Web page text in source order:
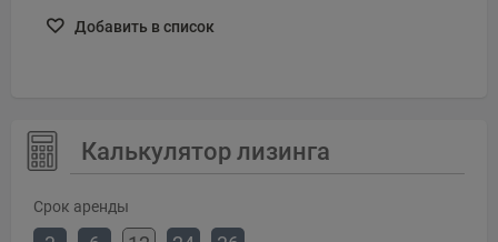
Добавить в список
Калькулятор лизинга
Срок аренды